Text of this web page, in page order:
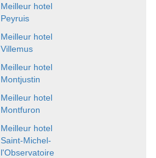
Meilleur hotel
Peyruis
Meilleur hotel
Villemus
Meilleur hotel
Montjustin
Meilleur hotel
Montfuron
Meilleur hotel
Saint-Michel-
l'Observatoire